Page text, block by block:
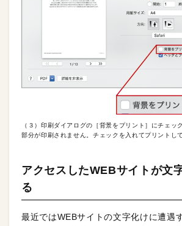
（３）印刷ダイアログの［背景をプリント］にチェッ
部分が印刷されません。チェックを入れてプリントし
アクセスしたWEBサイトが文
る
最近ではWEBサイトの文字化けに遭遇